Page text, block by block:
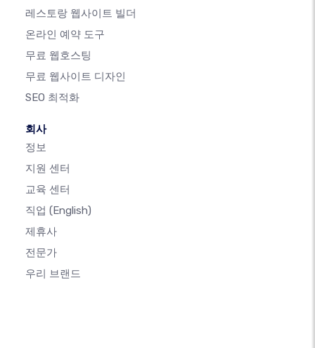
레스토랑 웹사이트 빌더
온라인 예약 도구
무료 웹호스팅
무료 웹사이트 디자인
SEO 최적화
회사
정보
지원 센터
교육 센터
직업 (English)
제휴사
전문가
우리 브랜드